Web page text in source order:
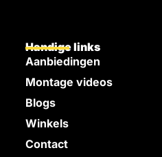
Handige links
Aanbiedingen
Montage videos
Blogs
Winkels
Contact